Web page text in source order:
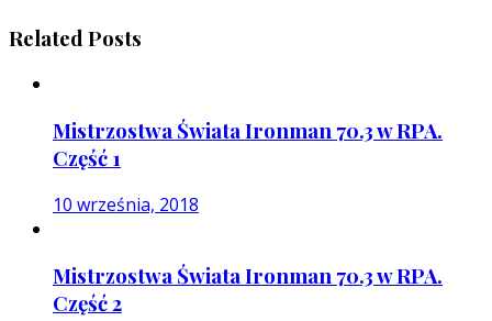
Related Posts
Mistrzostwa Świata Ironman 70.3 w RPA.
Część 1
10 września, 2018
Mistrzostwa Świata Ironman 70.3 w RPA.
Część 2